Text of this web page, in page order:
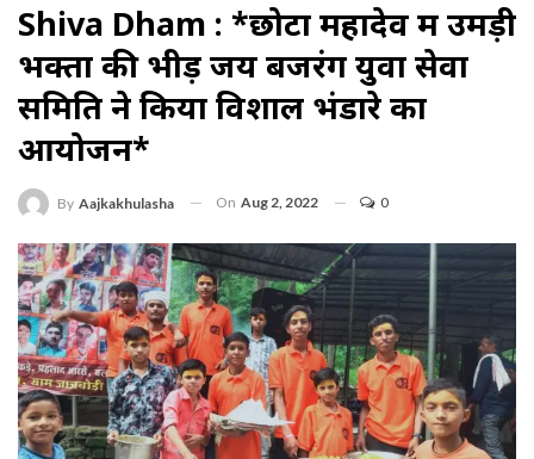
Shiva Dham : *छोटा महादेव में उमड़ी
भक्तों की भीड़ जय बजरंग युवा सेवा
समिति ने किया विशाल भंडारे का
आयोजन*
By Aajkakhulasha On Aug 2, 2022 0